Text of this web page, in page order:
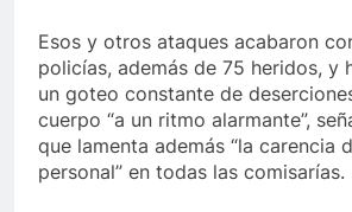
Esos y otros ataques acabaron
policías, además de 75 heridos, y
un goteo constante de
cuerpo “a un ritmo alarmante”,
que lamenta además “la carencia
personal” en todas las comisarías.